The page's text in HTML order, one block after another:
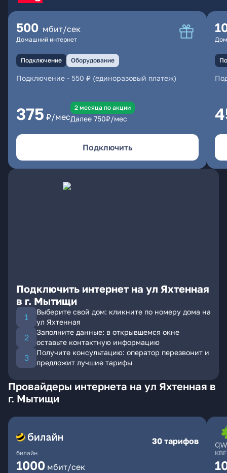
500 мбит/сек
Домашний интернет
Подключение Оборудование
Подключение - 550 ₽ (единоразовый платеж)
375 ₽/мес
2 месяцa по акции
Далее 750₽/мес
Подключить
Подключить интернет на ул Яхтенная
в г. Мытищи
Выберите свой дом: кликните по номеру дома на
ул Яхтенная
Заполните данные: в открывшемся окне
оставьте контактную информацию
Получите консультацию: оператор перезвонит и
предложит лучшие тарифы
Провайдеры интернета на ул Яхтенная в
г. Мытищи
билайн
30 тарифов
1000 мбит/сек